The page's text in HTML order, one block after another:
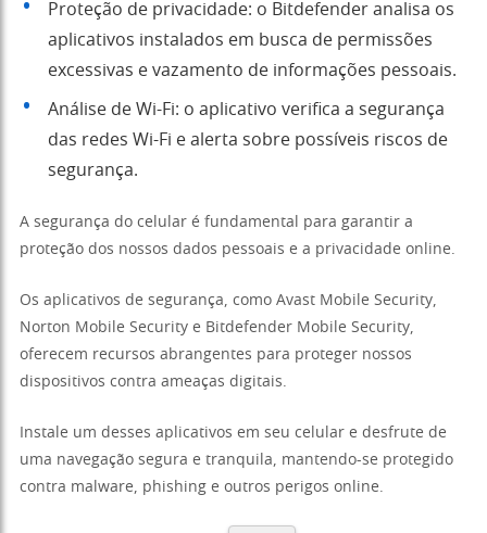
Proteção de privacidade: o Bitdefender analisa os
aplicativos instalados em busca de permissões
excessivas e vazamento de informações pessoais.
Análise de Wi-Fi: o aplicativo verifica a segurança
das redes Wi-Fi e alerta sobre possíveis riscos de
segurança.
A segurança do celular é fundamental para garantir a
proteção dos nossos dados pessoais e a privacidade online.
Os aplicativos de segurança, como Avast Mobile Security,
Norton Mobile Security e Bitdefender Mobile Security,
oferecem recursos abrangentes para proteger nossos
dispositivos contra ameaças digitais.
Instale um desses aplicativos em seu celular e desfrute de
uma navegação segura e tranquila, mantendo-se protegido
contra malware, phishing e outros perigos online.